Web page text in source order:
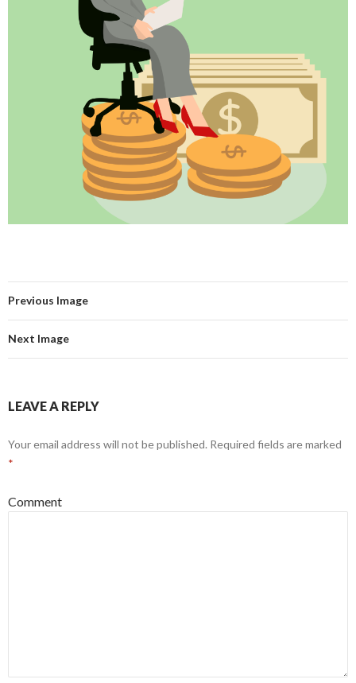
Previous Image
Next Image
LEAVE A REPLY
Your email address will not be published. Required fields are marked
*
Comment